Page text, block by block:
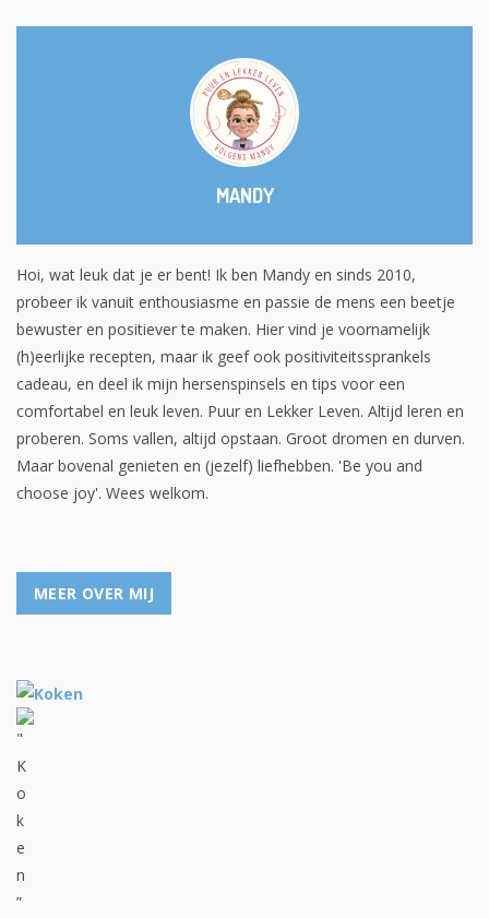
MANDY
Hoi, wat leuk dat je er bent! Ik ben Mandy en sinds 2010,
probeer ik vanuit enthousiasme en passie de mens een beetje
bewuster en positiever te maken. Hier vind je voornamelijk
(h)eerlijke recepten, maar ik geef ook positiviteitssprankels
cadeau, en deel ik mijn hersenspinsels en tips voor een
comfortabel en leuk leven. Puur en Lekker Leven. Altijd leren en
proberen. Soms vallen, altijd opstaan. Groot dromen en durven.
Maar bovenal genieten en (jezelf) liefhebben. 'Be you and
choose joy'. Wees welkom.
MEER OVER MIJ